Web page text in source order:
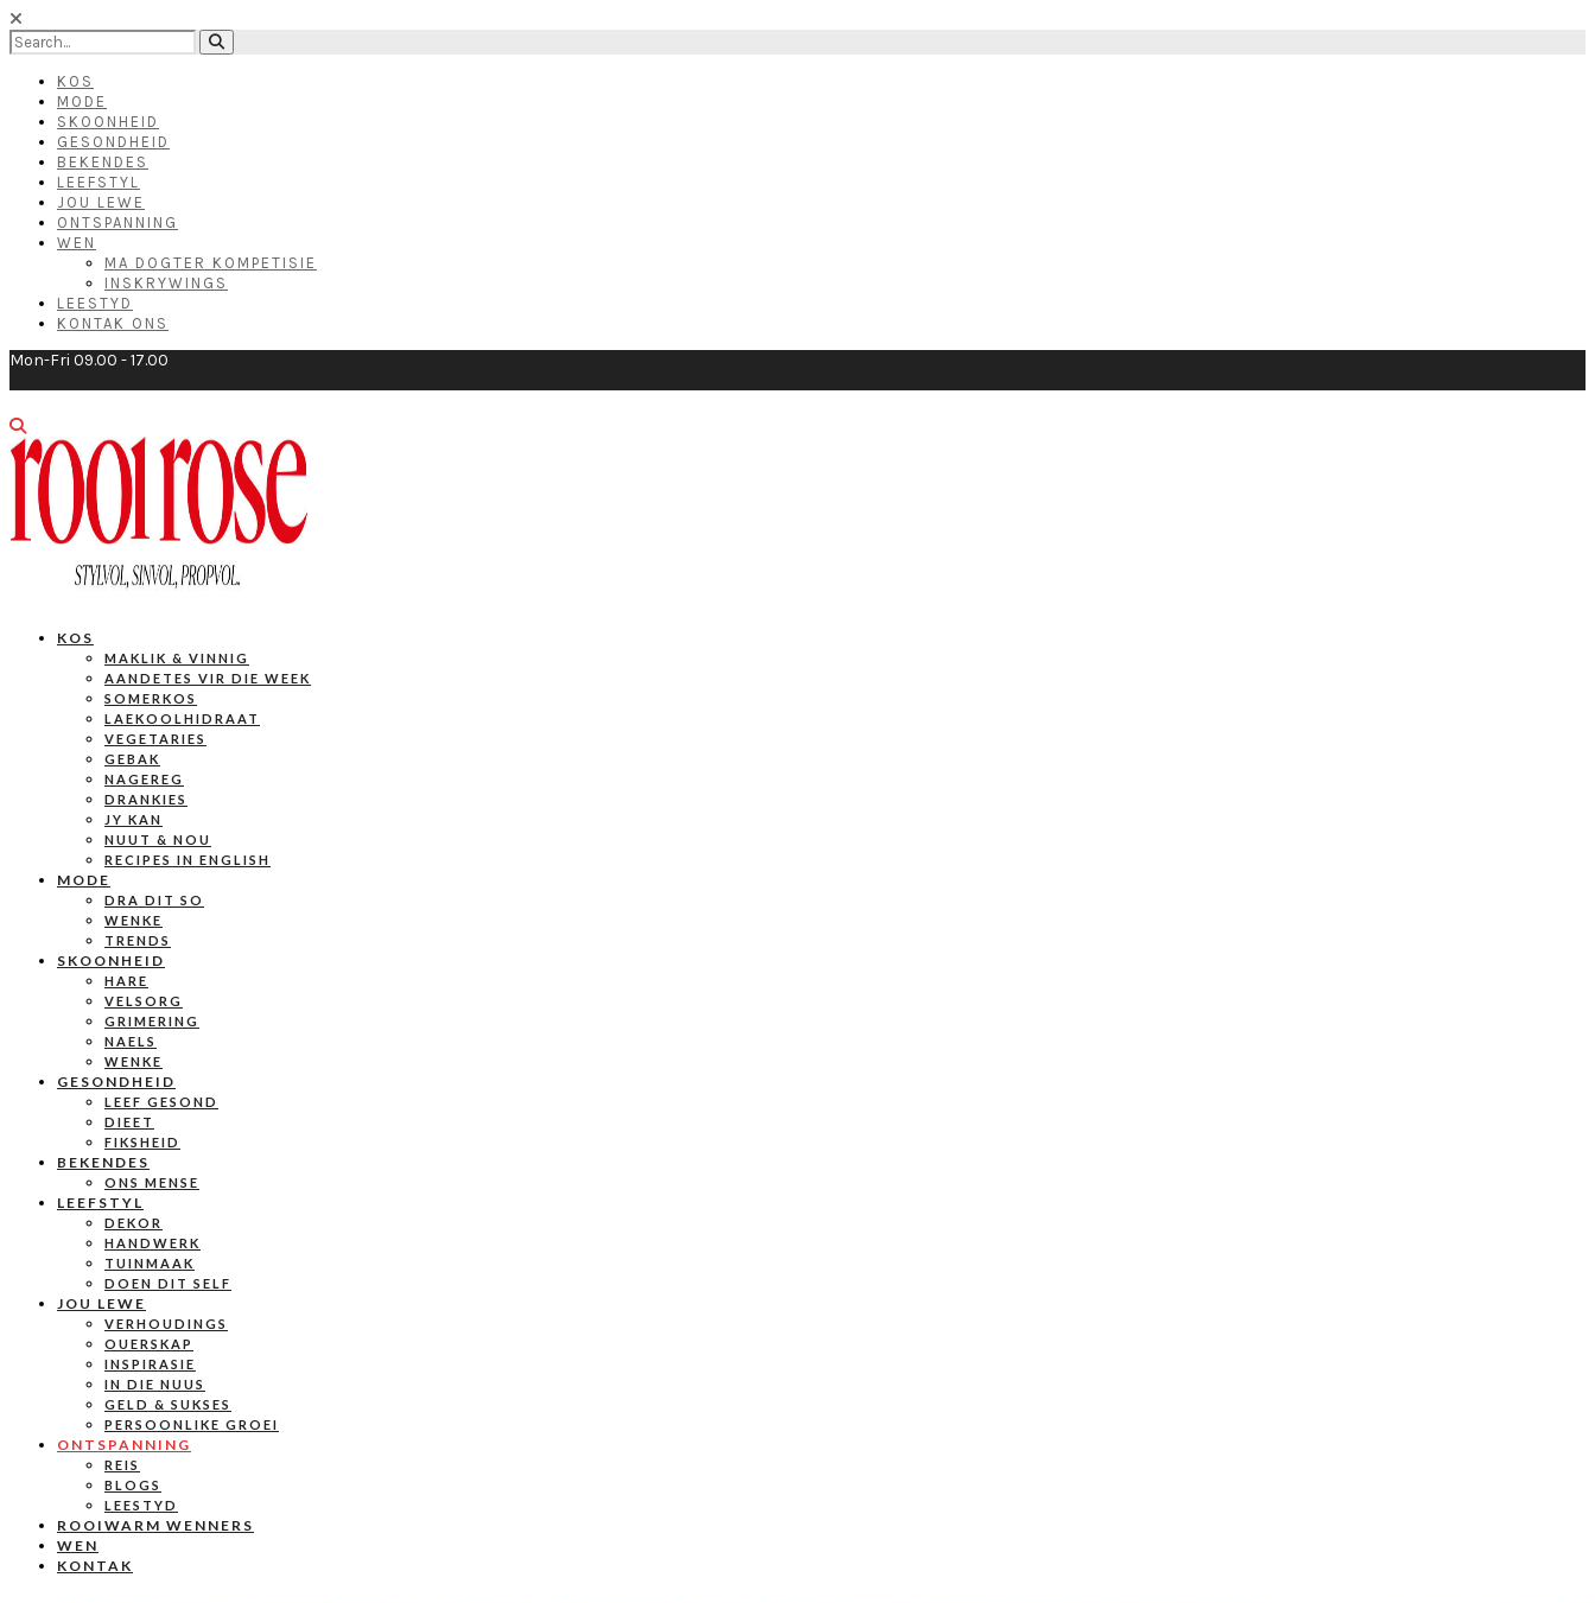
KOS
MODE
SKOONHEID
GESONDHEID
BEKENDES
LEEFSTYL
JOU LEWE
ONTSPANNING
WEN
MA DOGTER KOMPETISIE
INSKRYWINGS
LEESTYD
KONTAK ONS
Mon-Fri 09.00 - 17.00
KOS
MAKLIK & VINNIG
AANDETES VIR DIE WEEK
SOMERKOS
LAEKOOLHIDRAAT
VEGETARIES
GEBAK
NAGEREG
DRANKIES
JY KAN
NUUT & NOU
RECIPES IN ENGLISH
MODE
DRA DIT SO
WENKE
TRENDS
SKOONHEID
HARE
VELSORG
GRIMERING
NAELS
WENKE
GESONDHEID
LEEF GESOND
DIEET
FIKSHEID
BEKENDES
ONS MENSE
LEEFSTYL
DEKOR
HANDWERK
TUINMAAK
DOEN DIT SELF
JOU LEWE
VERHOUDINGS
OUERSKAP
INSPIRASIE
IN DIE NUUS
GELD & SUKSES
PERSOONLIKE GROEI
ONTSPANNING
REIS
BLOGS
LEESTYD
ROOIWARM WENNERS
WEN
KONTAK